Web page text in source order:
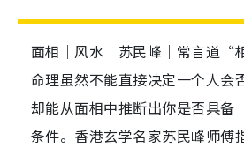
面相｜风水｜苏民峰｜常言道“
命理虽然不能直接决定一个人会
却能从面相中推断出你是否具
条件。香港玄学名家苏民峰师傅